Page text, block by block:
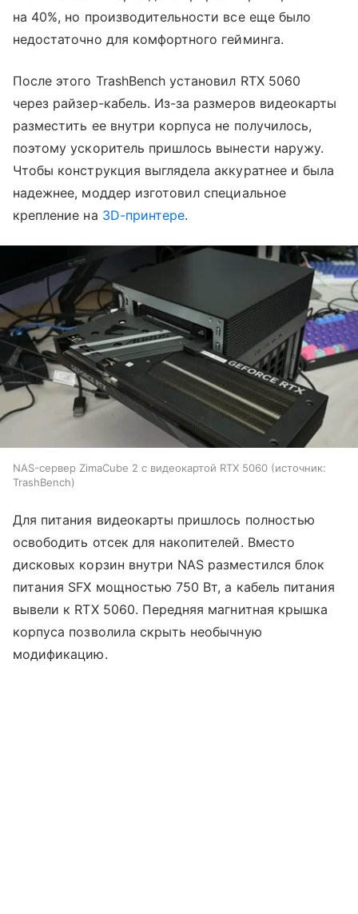
на 40%, но производительности все еще было
недостаточно для комфортного гейминга.
После этого TrashBench установил RTX 5060
через райзер-кабель. Из-за размеров видеокарты
разместить ее внутри корпуса не получилось,
поэтому ускоритель пришлось вынести наружу.
Чтобы конструкция выглядела аккуратнее и была
надежнее, моддер изготовил специальное
крепление на 3D-принтере.
NAS-сервер ZimaCube 2 с видеокартой RTX 5060
источник:
TrashBench
Для питания видеокарты пришлось полностью
освободить отсек для накопителей. Вместо
дисковых корзин внутри NAS разместился блок
питания SFX мощностью 750 Вт, а кабель питания
вывели к RTX 5060. Передняя магнитная крышка
корпуса позволила скрыть необычную
модификацию.